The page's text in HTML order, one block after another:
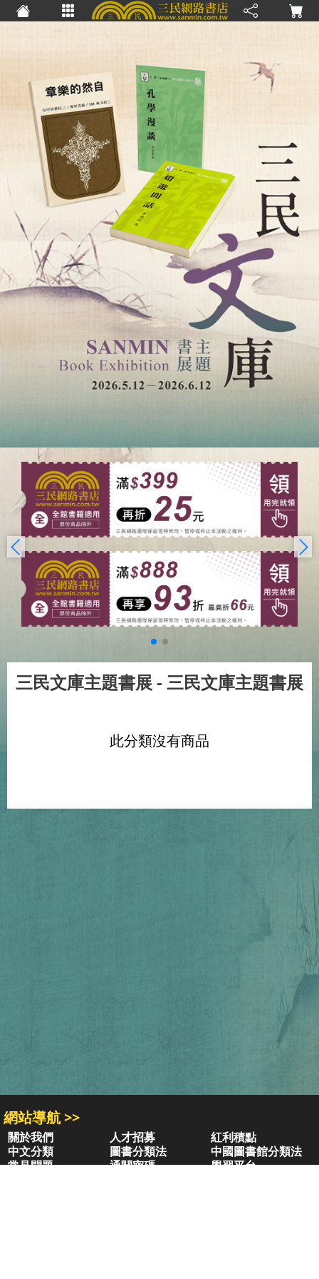
三民文庫主題書展- 三民文庫主題書展
此分類沒有商品
網站導航 >>
關於我們 人才招募
紅利積點
中文分類
圖書分類法
中國圖書館分類法
常見問題
通關密碼
學習平台